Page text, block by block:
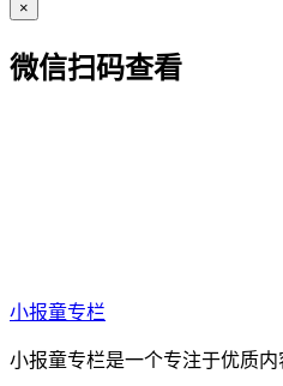
×
微信扫码查看
小报童专栏
小报童专栏是一个专注于优质